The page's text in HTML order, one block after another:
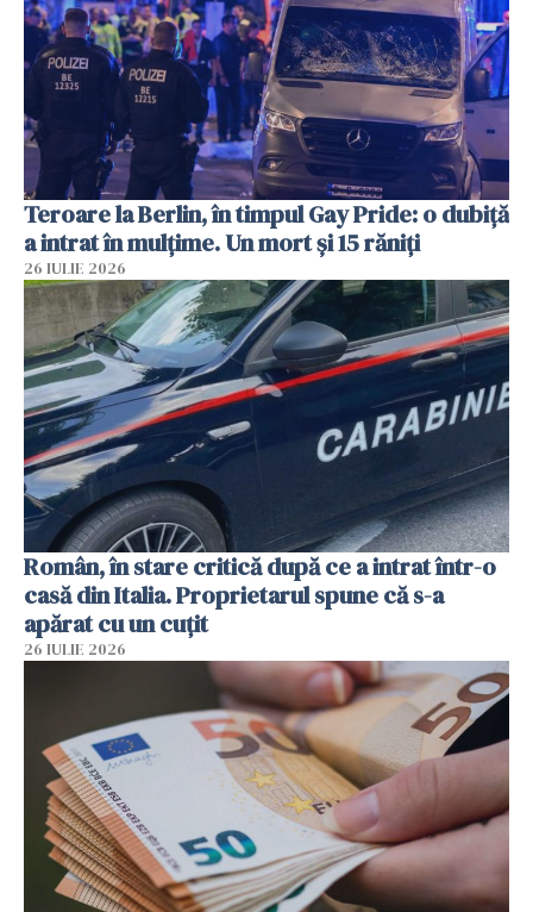
Teroare la Berlin, în timpul Gay Pride: o dubiță
a intrat în mulțime. Un mort și 15 răniți
26 IULIE 2026
Român, în stare critică după ce a intrat într-o
casă din Italia. Proprietarul spune că s-a
apărat cu un cuțit
26 IULIE 2026